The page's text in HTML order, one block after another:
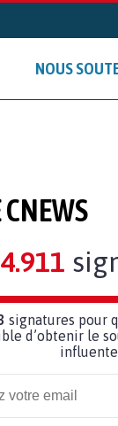
NOUS
signatures pour
d’obtenir le